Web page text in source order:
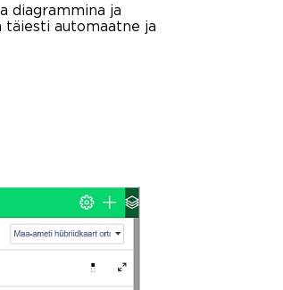
diagrammina ja
täiesti automaatne ja